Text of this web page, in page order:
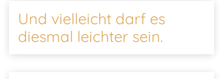
Und vielleicht darf es
diesmal leichter sein.